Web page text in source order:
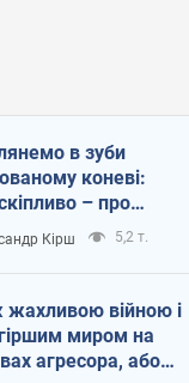
в зуби
коневі:
– про
Україні
Кірш 5,2 т.
жахливою війною і
миром на
агресора, або